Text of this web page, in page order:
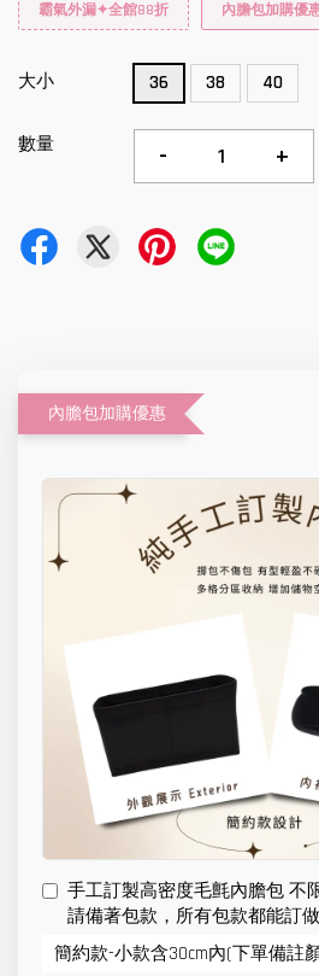
霸氣外漏✦全館88折 內膽包加購優
大小 36 38 40
數量 - +
內膽包加購優惠
手工訂製高密度毛氈內膽包 不
請備著包款，所有包款都能訂